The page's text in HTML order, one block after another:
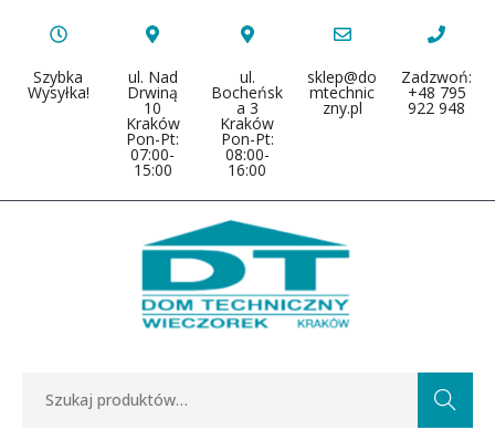
Szybka
Wysyłka!
ul. Nad
Drwiną
10
Kraków
Pon-Pt:
07:00-
15:00
ul.
Bocheńsk
a 3
Kraków
Pon-Pt:
08:00-
16:00
sklep@do
mtechnic
zny.pl
Zadzwoń:
+48 795
922 948
Search